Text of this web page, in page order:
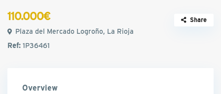
110.000€
Plaza del Mercado Logroño, La Rioja
Ref:1P36461
Share
Overview